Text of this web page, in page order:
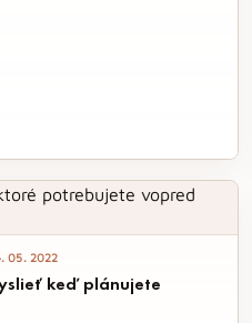
05. 2022
keď plánujete